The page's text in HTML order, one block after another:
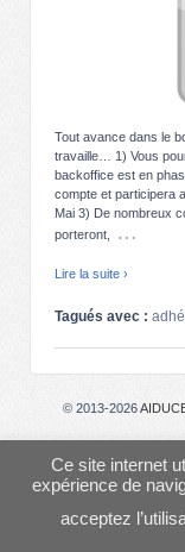
Tout avance dans le
travaille… 1) Vous
backoffice est en
compte et participera
Mai 3) De nombreux
porteront,
…
Lire la suite ›
Tagués avec :
© 2013-2026
Ce site internet
expérience de
acceptez